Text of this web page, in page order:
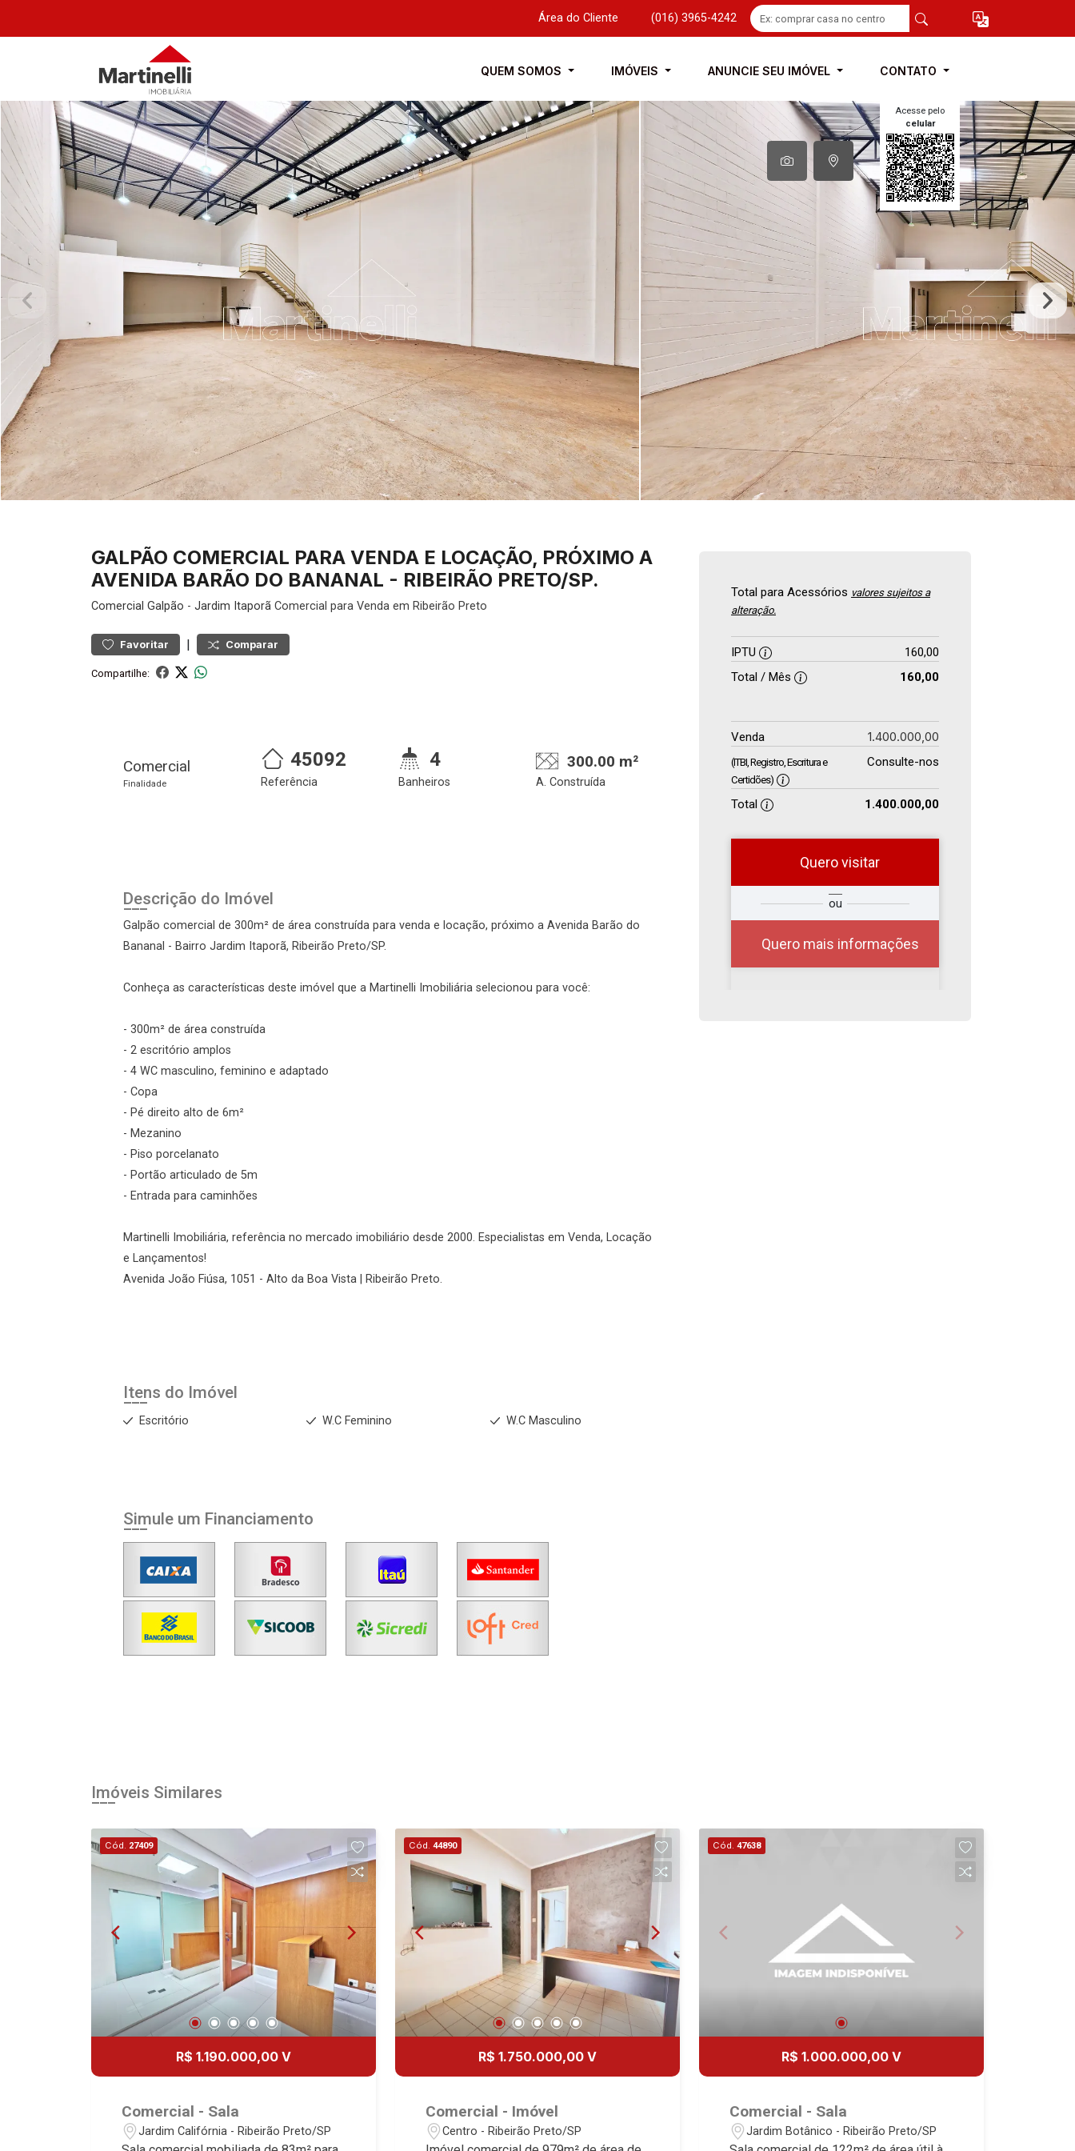
Área do Cliente (016) 3965-4242
QUEM SOMOS IMÓVEIS ANUNCIE SEU IMÓVEL CONTATO
Acesse pelo
celular
GALPÃO COMERCIAL PARA VENDA E LOCAÇÃO, PRÓXIMO A
AVENIDA BARÃO DO BANANAL - RIBEIRÃO PRETO/SP.
Comercial Galpão - Jardim Itaporã Comercial para Venda em Ribeirão Preto
Favoritar | Comparar
Compartilhe:
Comercial
Finalidade
45092
Referência
4
Banheiros
300.00 m²
A. Construída
Descrição do Imóvel
Galpão comercial de 300m² de área construída para venda e locação, próximo a Avenida Barão do
Bananal - Bairro Jardim Itaporã, Ribeirão Preto/SP.
Conheça as características deste imóvel que a Martinelli Imobiliária selecionou para você:
- 300m² de área construída
- 2 escritório amplos
- 4 WC masculino, feminino e adaptado
- Copa
- Pé direito alto de 6m²
- Mezanino
- Piso porcelanato
- Portão articulado de 5m
- Entrada para caminhões
Martinelli Imobiliária, referência no mercado imobiliário desde 2000. Especialistas em Venda, Locação
e Lançamentos!
Avenida João Fiúsa, 1051 - Alto da Boa Vista | Ribeirão Preto.
Itens do Imóvel
Escritório W.C Feminino W.C Masculino
Simule um Financiamento
Total para Acessórios valores sujeitos a
alteração.
IPTU
160,00
Total / Mês
160,00
Venda 1.400.000,00
(ITBI, Registro, Escritura e
Certidões)
Consulte-nos
Total 1.400.000,00
Quero visitar
ou
Quero mais informações
Qual o melhor dia e
horário para você?
Aug/Thu
22
Aug/Sat
Login
Esqueci minha senha
Cadastre-se
Agendar Visita
Imóveis Similares
Cód. 27409
R$ 1.190.000,00 V
Comercial - Sala
Jardim Califórnia - Ribeirão Preto/SP
Cód. 44890
R$ 1.750.000,00 V
Comercial - Imóvel
Centro - Ribeirão Preto/SP
Cód. 47638
R$ 1.000.000,00 V
Comercial - Sala
Jardim Botânico - Ribeirão Preto/SP